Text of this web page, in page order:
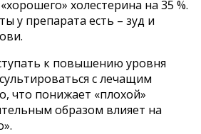
холестерина на 35 %.
у препарата есть – зуд и
к повышению уровня
с лечащим
что понижает «плохой»
образом влияет на